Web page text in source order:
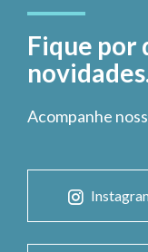
Fique por
Acompanhe